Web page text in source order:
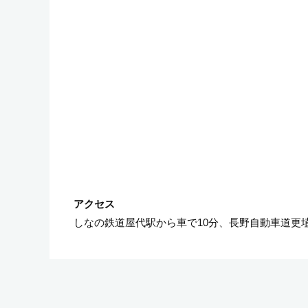
しなの鉄道屋代駅から車で10分、長野自動車道更